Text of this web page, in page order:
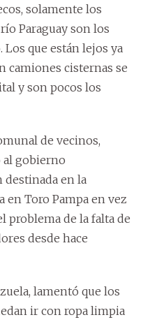
solamente los
Paraguay son los
que están lejos ya
camiones cisternas se
y son pocos los
de vecinos,
al gobierno
en la
Toro Pampa en vez
de la falta de
desde hace
lamentó que los
ir con ropa limpia